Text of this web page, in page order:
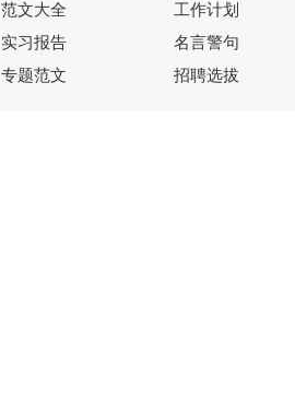
发言稿
范文大全
工作计划
实习报告
名言警句
专题范文
招聘选拔